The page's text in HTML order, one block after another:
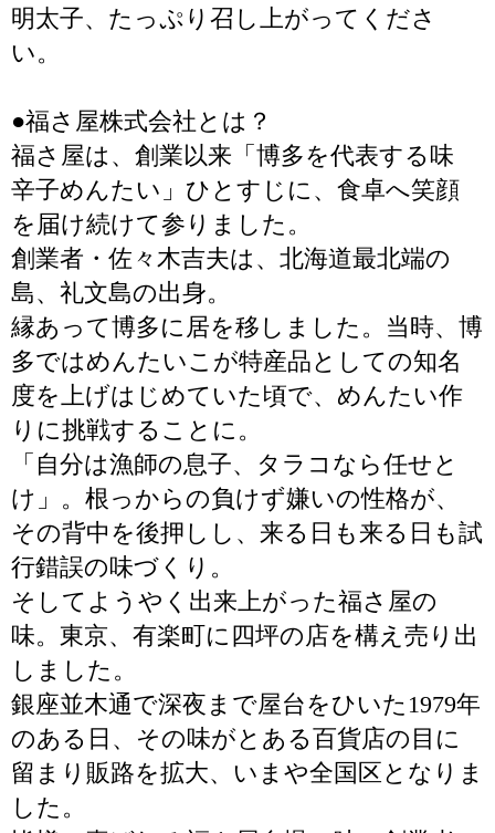
明太子、たっぷり召し上がってくださ
い。
●福さ屋株式会社とは？
福さ屋は、創業以来「博多を代表する味
辛子めんたい」ひとすじに、食卓へ笑顔
を届け続けて参りました。
創業者・佐々木吉夫は、北海道最北端の
島、礼文島の出身。
縁あって博多に居を移しました。当時、博
多ではめんたいこが特産品としての知名
度を上げはじめていた頃で、めんたい作
りに挑戦することに。
「自分は漁師の息子、タラコなら任せと
け」。根っからの負けず嫌いの性格が、
その背中を後押しし、来る日も来る日も試
行錯誤の味づくり。
そしてようやく出来上がった福さ屋の
味。東京、有楽町に四坪の店を構え売り出
しました。
銀座並木通で深夜まで屋台をひいた1979年
のある日、その味がとある百貨店の目に
留まり販路を拡大、いまや全国区となりま
した。